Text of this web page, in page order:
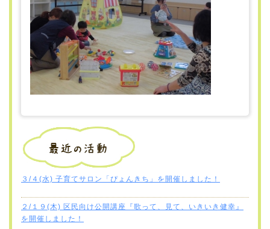
３/４(水) 子育てサロン「ぴょんきち」を開催しました！
２/１９(木) 区民向け公開講座『歌って、見て、いきいき健幸』
を開催しました！